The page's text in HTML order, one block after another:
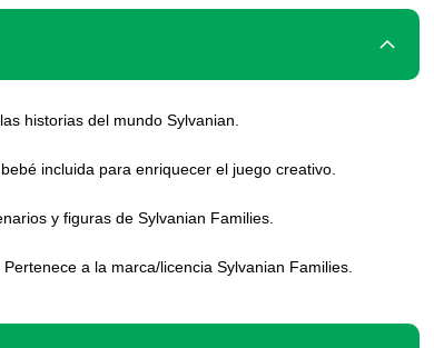
historias del mundo Sylvanian.
incluida para enriquecer el juego creativo.
y figuras de Sylvanian Families.
a la marca/licencia Sylvanian Families.